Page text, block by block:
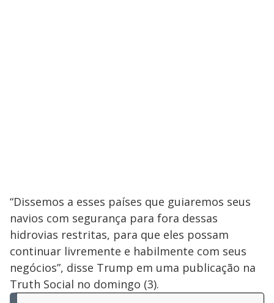
“Dissemos a esses países que guiaremos seus
navios com segurança para fora dessas
hidrovias restritas, para que eles possam
continuar livremente e habilmente com seus
negócios”, disse Trump em uma publicação na
Truth Social no domingo (3).